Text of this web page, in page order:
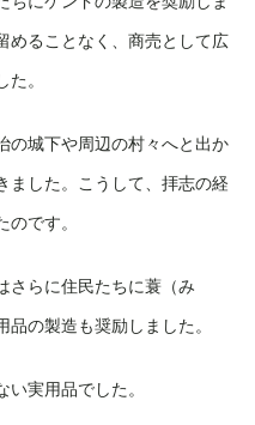
めることなく、商売として広
。
の城下や周辺の村々へと出か
ました。こうして、拝志の経
です。
さらに住民たちに蓑（み
の製造も奨励しました。
実用品でした。